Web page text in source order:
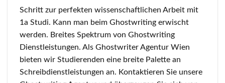
Schritt zur perfekten wissenschaftlichen Arbeit mit
1a Studi. Kann man beim Ghostwriting erwischt
werden. Breites Spektrum von Ghostwriting
Dienstleistungen. Als Ghostwriter Agentur Wien
bieten wir Studierenden eine breite Palette an
Schreibdienstleistungen an. Kontaktieren Sie unsere